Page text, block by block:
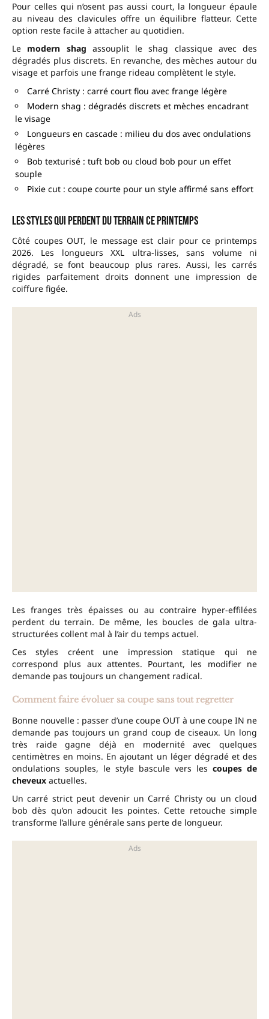
Pour celles qui n’osent pas aussi court, la longueur épaule
au niveau des clavicules offre un équilibre flatteur. Cette
option reste facile à attacher au quotidien.
Le modern shag assouplit le shag classique avec des
dégradés plus discrets. En revanche, des mèches autour du
visage et parfois une frange rideau complètent le style.
Carré Christy : carré court flou avec frange légère
Modern shag : dégradés discrets et mèches encadrant
le visage
Longueurs en cascade : milieu du dos avec ondulations
légères
Bob texturisé : tuft bob ou cloud bob pour un effet
souple
Pixie cut : coupe courte pour un style affirmé sans effort
Les styles qui perdent du terrain ce printemps
Côté coupes OUT, le message est clair pour ce printemps
2026. Les longueurs XXL ultra-lisses, sans volume ni
dégradé, se font beaucoup plus rares. Aussi, les carrés
rigides parfaitement droits donnent une impression de
coiffure figée.
Les franges très épaisses ou au contraire hyper-effilées
perdent du terrain. De même, les boucles de gala ultra-
structurées collent mal à l’air du temps actuel.
Ces styles créent une impression statique qui ne
correspond plus aux attentes. Pourtant, les modifier ne
demande pas toujours un changement radical.
Comment faire évoluer sa coupe sans tout regretter
Bonne nouvelle : passer d’une coupe OUT à une coupe IN ne
demande pas toujours un grand coup de ciseaux. Un long
très raide gagne déjà en modernité avec quelques
centimètres en moins. En ajoutant un léger dégradé et des
ondulations souples, le style bascule vers les coupes de
cheveux actuelles.
Un carré strict peut devenir un Carré Christy ou un cloud
bob dès qu’on adoucit les pointes. Cette retouche simple
transforme l’allure générale sans perte de longueur.